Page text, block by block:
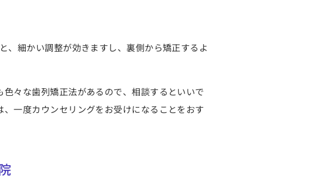
、細かい調整が効きますし、裏側から矯正するよ
々な歯列矯正法があるので、相談するといいで
一度カウンセリングをお受けになることをおす